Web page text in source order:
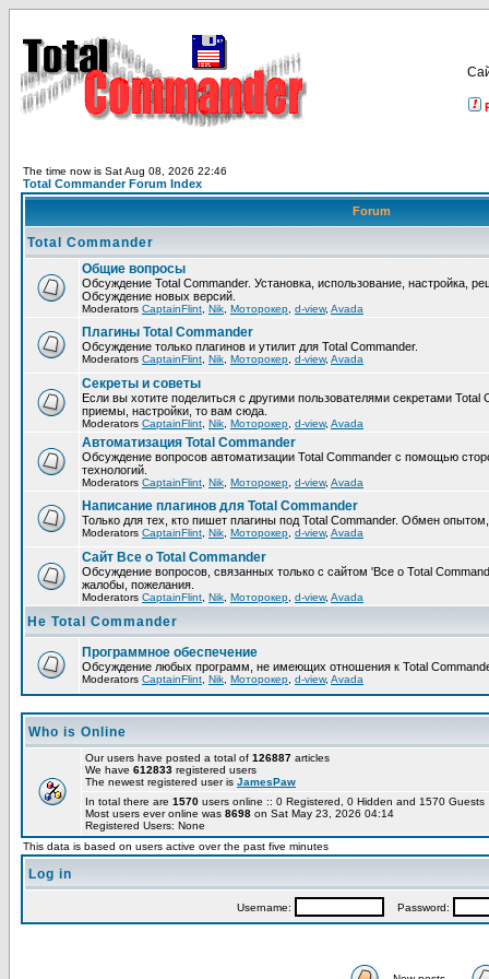
The time now is Sat Aug 08, 2026 22:46
Total Commander Forum Index
Forum
Total Commander
Общие вопросы
Обсуждение Total Commander. Установка, использование, настройка,
Обсуждение новых версий.
Moderators CaptainFlint Nik Моторокер d-view, Avada
Плагины Total Commander
Обсуждение только плагинов и утилит для Total Commander.
Moderators CaptainFlint Nik Моторокер d-view, Avada
Секреты и советы
Если вы хотите поделиться с другими пользователями секретами Total
приемы, настройки, то вам сюда.
Moderators CaptainFlint Nik Моторокер d-view, Avada
Автоматизация Total Commander
Обсуждение вопросов автоматизации Total Commander с помощью
технологий.
Moderators CaptainFlint Nik Моторокер d-view, Avada
Написание плагинов для Total Commander
Только для тех, кто пишет плагины под Total Commander. Обмен
Moderators CaptainFlint Nik Моторокер d-view, Avada
Сайт Все о Total Commander
Обсуждение вопросов, связанных только с сайтом 'Все о Total
жалобы, пожелания.
Moderators CaptainFlint Nik Моторокер d-view, Avada
Не Total Commander
Программное обеспечение
Обсуждение любых программ, не имеющих отношения к Total
Moderators CaptainFlint Nik Моторокер d-view, Avada
Who is Online
Our users have posted a total of 126887 articles
We have 612833 registered users
The newest registered user is JamesPaw
In total there are 1570 users online :: 0 Registered, 0 Hidden and 1570
Most users ever online was 8698 on Sat May 23, 2026 04:14
Registered Users: None
This data is based on users active over the past five minutes
Log in
Username: Password: